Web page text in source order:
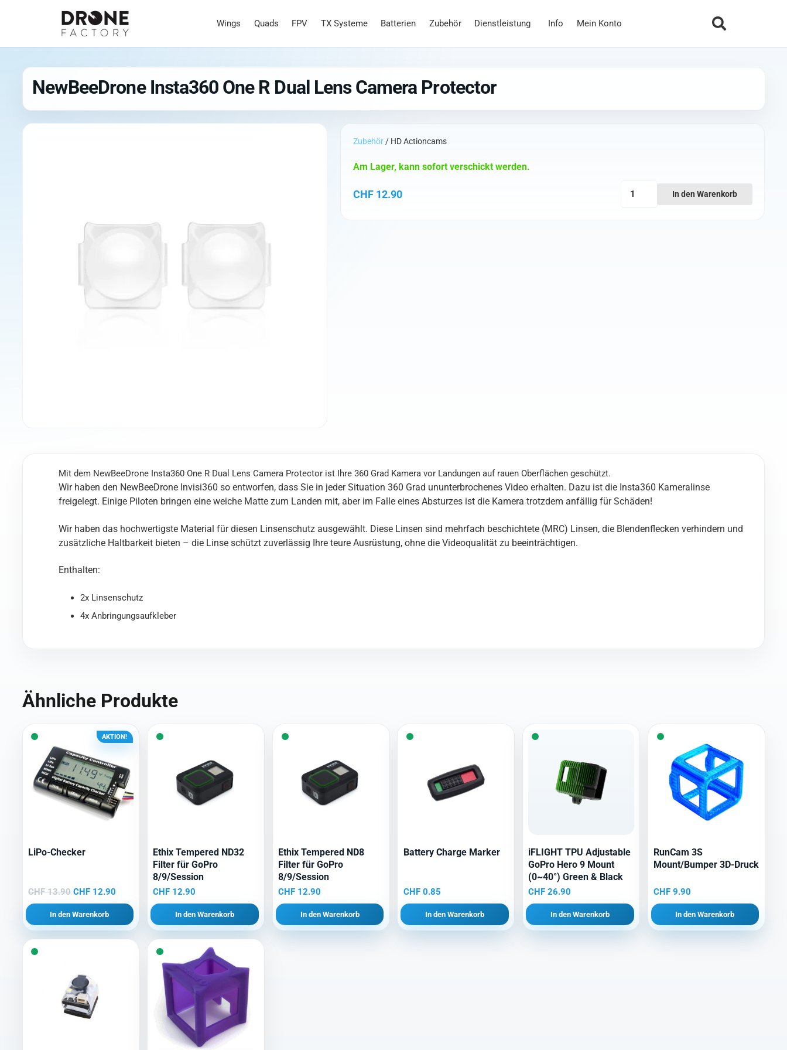
Wings Quads FPV TX Systeme Batterien Zubehör Dienstleistung Info Mein Konto
NewBeeDrone Insta360 One R Dual Lens Camera Protector
Zubehör/ HD Actioncams
CHF 12.90
Am Lager, kann sofort verschickt werden.
In den Warenkorb
Mit dem NewBeeDrone Insta360 One R Dual Lens Camera Protector ist Ihre 360 Grad Kamera vor Landungen auf rauen Oberflächen geschützt.
Wir haben den NewBeeDrone Invisi360 so entworfen, dass Sie in jeder Situation 360 Grad ununterbrochenes Video erhalten. Dazu ist die Insta360 Kameralinse
freigelegt. Einige Piloten bringen eine weiche Matte zum Landen mit, aber im Falle eines Absturzes ist die Kamera trotzdem anfällig für Schäden!
Wir haben das hochwertigste Material für diesen Linsenschutz ausgewählt. Diese Linsen sind mehrfach beschichtete (MRC) Linsen, die Blendenflecken verhindern und
zusätzliche Haltbarkeit bieten – die Linse schützt zuverlässig Ihre teure Ausrüstung, ohne die Videoqualität zu beeinträchtigen.
Enthalten:
2x Linsenschutz
4x Anbringungsaufkleber
Ähnliche Produkte
AKTION!
LiPo-Checker
CHF13.90 Ursprünglicher
Preis
war:
CHF 13.90
CHF12.90Aktueller
Preis
CHF 12.90.
In den Warenkorb
Ethix Tempered ND32
Filter für GoPro
8/9/Session
CHF 12.90
In den Warenkorb
Ethix Tempered ND8
Filter für GoPro
8/9/Session
CHF 12.90
In den Warenkorb
Battery Charge Marker
CHF0.85
In den Warenkorb
iFLIGHT TPU Adjustable
GoPro Hero 9 Mount
(0~40°) Green & Black
CHF 26.90
In den Warenkorb
RunCam 3S
Mount/Bumper 3D-Druck
CHF9.90
In den Warenkorb